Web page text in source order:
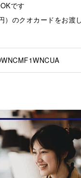
です
）のクオカードをお渡